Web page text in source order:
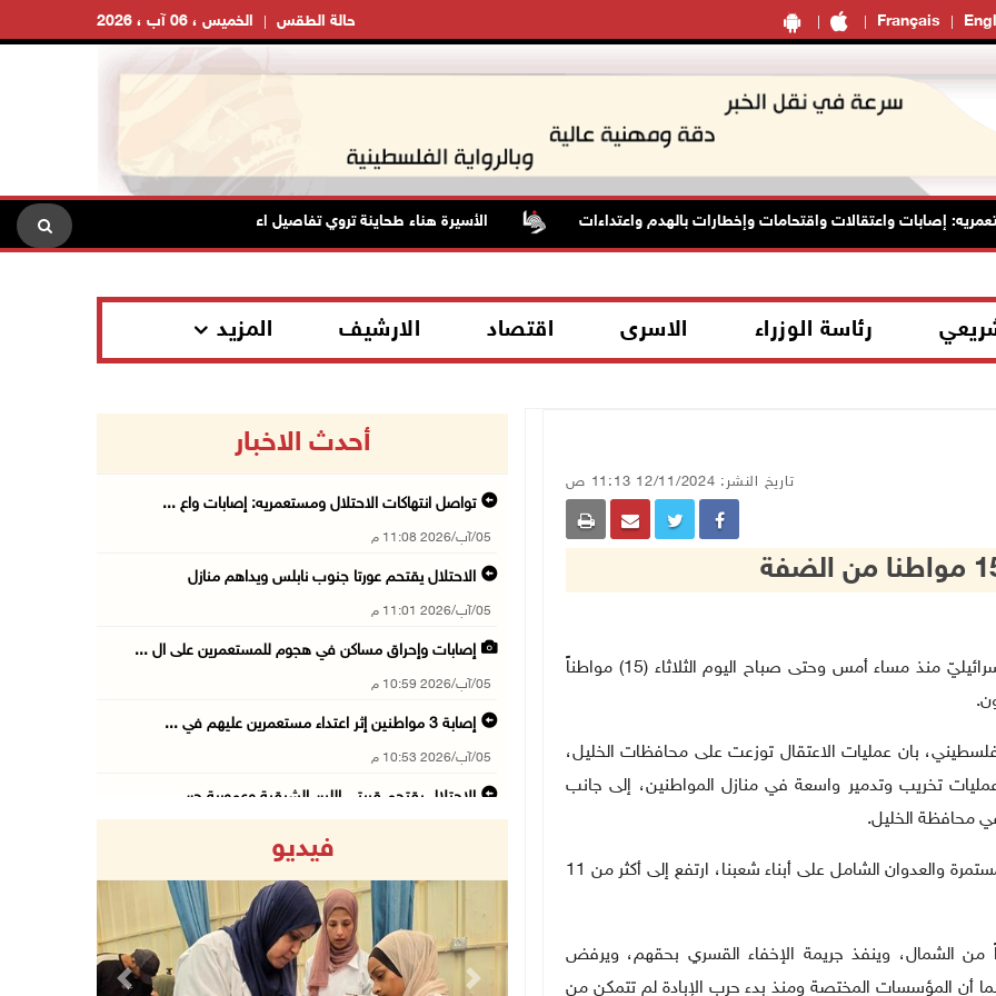
Français الخميس ، 06 آب ، 2026 حالة الطقس
إصابات واعتقالات واقتحامات وإخطارات بالهدم واعتداءات الأسيرة هناء طحاينة تروي تفاصيل اعتقالها: حُرمت من وداع أطفالها وتعرضت
رئاسة الوزراء الاسرى اقتصاد الارشيف المزيد
تاريخ النشر: 12/11/2024 11:13 ص
رام الله 12-11-2024 وفا- اعتقلت قوات الاحتلال الإسرائيليّ منذ مساء أمس وحتى صباح اليوم الثلاثاء (15) مواطناً
.
بان عمليات الاعتقال توزعت على محافظات الخليل،
تخريب وتدمير واسعة في منازل المواطنين، إلى جانب
محافظة الخليل.
يُشار إلى أن عدد حالات الاعتقال منذ بدء حرب الإبادة المستمرة والعدوان الشامل على أبناء شعبنا، ارتفع إلى أكثر من 11
من الشمال، وينفذ جريمة الإخفاء القسري بحقهم، ويرفض
أن المؤسسات المختصة ومنذ بدء حرب الإبادة لم تتمكن من
أحدث الاخبار
تواصل انتهاكات الاحتلال ومستعمريه: إصابات واع ...
05/آب/2026 11:08 م
الاحتلال يقتحم عورتا جنوب نابلس ويداهم منازل
05/آب/2026 11:01 م
إصابات وإحراق مساكن في هجوم للمستعمرين على ال ...
05/آب/2026 10:59 م
إصابة 3 مواطنين إثر اعتداء مستعمرين عليهم في ...
05/آب/2026 10:53 م
الاحتلال يقتحم قريتي اللبن الشرقية وعمورية جن ...
مستعمرون يقتحمون بيت فجار جنوب بيت لحم
05/آب/2026 10:19 م
فيديو
Previous Next